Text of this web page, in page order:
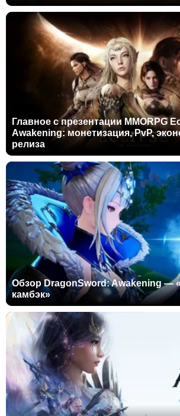
Главное с презентации MMORPG
Awakening: монетизация, PvP,
релиза
Обзор DragonSword: Awakening —
камбэк»